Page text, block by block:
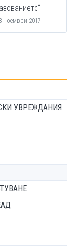
ноември 2017
УВРЕЖДАНИЯ